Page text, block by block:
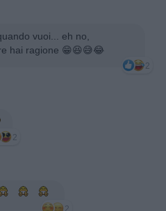
vuoi... eh no,
hai ragione 😁😆😅😂
2
2
2